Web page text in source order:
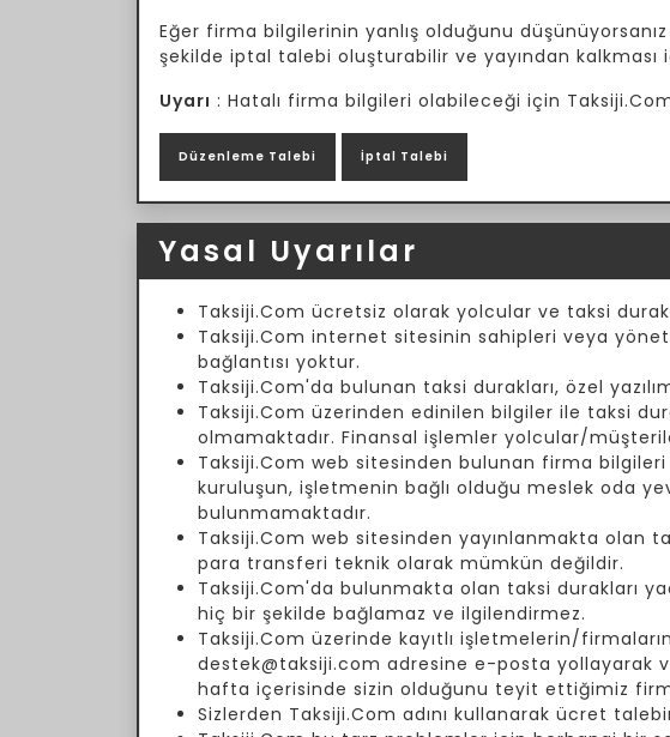
Eğer firma bilgilerinin yanlış olduğunu
şekilde iptal talebi oluşturabilir ve yayından kalkması
Uyarı : Hatalı firma bilgileri olabileceği için
Düzenleme Talebi İptal Talebi
Yasal Uyarılar
Taksiji.Com ücretsiz olarak yolcular ve taksi
Taksiji.Com internet sitesinin sahipleri veya
bağlantısı yoktur.
Taksiji.Com'da bulunan taksi durakları, özel
Taksiji.Com üzerinden edinilen bilgiler ile taksi
olmamaktadır. Finansal işlemler yolcular/
Taksiji.Com web sitesinden bulunan firma
kuruluşun, işletmenin bağlı olduğu meslek oda
bulunmamaktadır.
Taksiji.Com web sitesinden yayınlanmakta olan
para transferi teknik olarak mümkün değildir.
Taksiji.Com'da bulunmakta olan taksi durakları
hiç bir şekilde bağlamaz ve ilgilendirmez.
Taksiji.Com üzerinde kayıtlı işletmelerin/
destek@taksiji.com adresine e-posta yollayarak
hafta içerisinde sizin olduğunu teyit ettiğimiz
Sizlerden Taksiji.Com adını kullanarak ücret